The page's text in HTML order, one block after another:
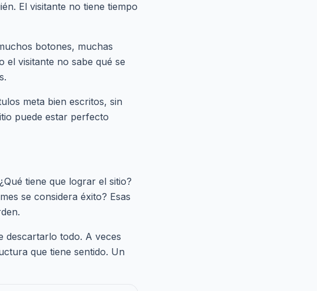
El visitante no tiene tiempo
botones, muchas
el visitante no sabe qué se
meta bien escritos, sin
puede estar perfecto
tiene que lograr el sitio?
se considera éxito? Esas
descartarlo todo. A veces
que tiene sentido. Un